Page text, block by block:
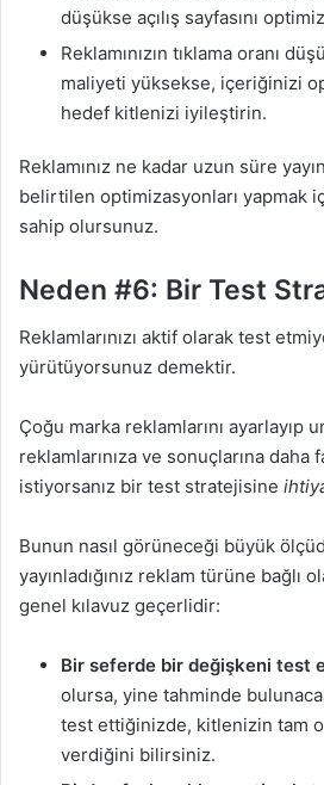
düşükse açılış sayfasını
Reklamınızın tıklama oranı
maliyeti yüksekse, içeriğinizi
hedef kitlenizi iyileştirin.
Reklamınız ne kadar uzun süre
belirtilen optimizasyonları yapmak
sahip olursunuz.
Neden #6: Bir Test
Reklamlarınızı aktif olarak test
yürütüyorsunuz demektir.
Çoğu marka reklamlarını ayarlayıp
reklamlarınıza ve sonuçlarına daha
istiyorsanız bir test stratejisine
Bunun nasıl görüneceği büyük
yayınladığınız reklam türüne bağlı
genel kılavuz geçerlidir:
Bir seferde bir değişkeni test
olursa, yine tahminde
test ettiğinizde, kitlenizin tam
verdiğini bilirsiniz.